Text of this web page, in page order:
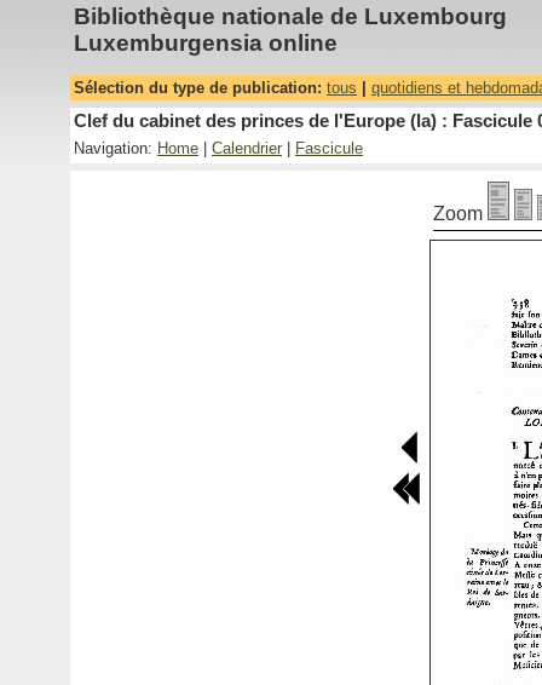
Bibliothèque nationale de Luxembourg
Luxemburgensia online
Sélection du type de publication: tous quotidiens et
Clef du cabinet des princes de l'Europe (la) : Fascicule
Navigation: Home Calendrier Fascicule
Zoom